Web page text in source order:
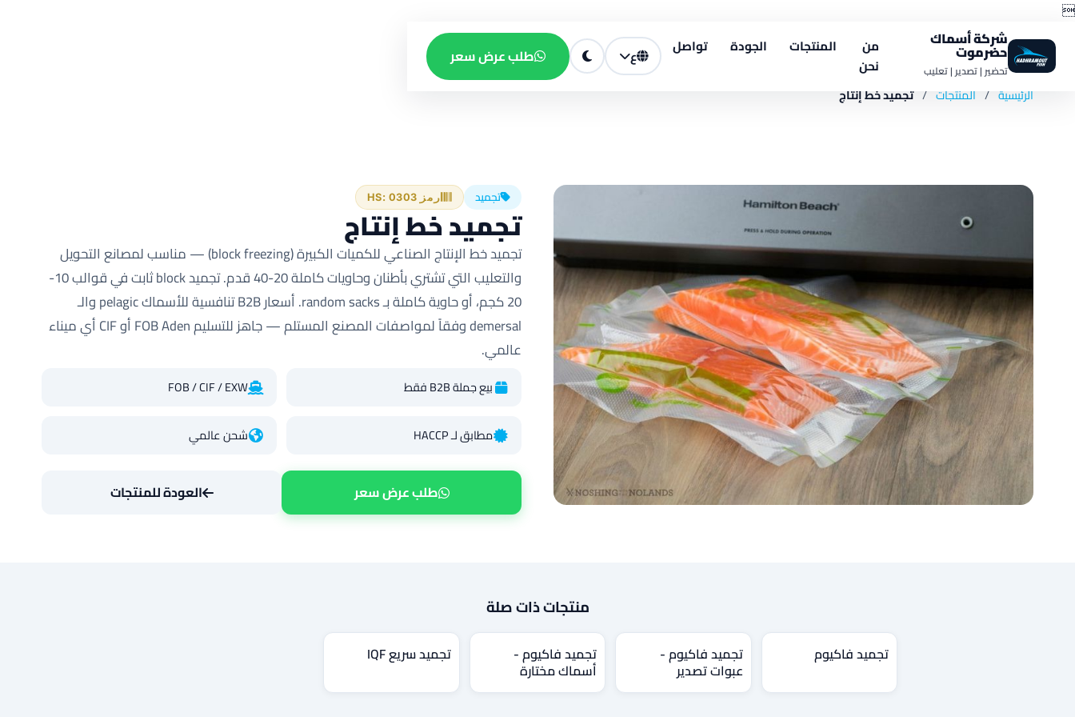

شركة أسماك
حضرموت
تحضير | تصدير | تعليب
من
نحن
المنتجات الجودة تواصل ع طلب عرض سعر
الرئيسية / المنتجات / تجميد خط إنتاج
تجميد رمز HS: 0303
تجميد خط إنتاج
تجميد خط الإنتاج الصناعي للكميات الكبيرة (block freezing) — مناسب لمصانع التحويل
والتعليب التي تشتري بأطنان وحاويات كاملة 20-40 قدم. تجميد block ثابت في قوالب 10-
20 كجم، أو حاوية كاملة بـ random sacks. أسعار B2B تنافسية للأسماك pelagic والـ
demersal وفقاً لمواصفات المصنع المستلم — جاهز للتسليم FOB Aden أو CIF أي ميناء
عالمي.
بيع جملة B2B فقط FOB / CIF / EXW
مطابق لـ HACCP شحن عالمي
طلب عرض سعر العودة للمنتجات
منتجات ذات صلة
تجميد فاكيوم تجميد فاكيوم -
عبوات تصدير
تجميد فاكيوم -
أسماك مختارة
تجميد سريع IQF